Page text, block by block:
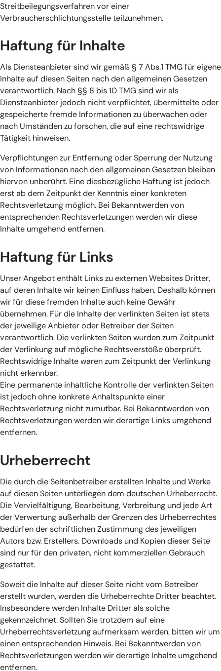
Streitbeilegungsverfahren vor einer
Verbraucherschlichtungsstelle teilzunehmen.
Haftung für Inhalte
Als Diensteanbieter sind wir gemäß § 7 Abs.1 TMG für eigene
Inhalte auf diesen Seiten nach den allgemeinen Gesetzen
verantwortlich. Nach §§ 8 bis 10 TMG sind wir als
Diensteanbieter jedoch nicht verpflichtet, übermittelte oder
gespeicherte fremde Informationen zu überwachen oder
nach Umständen zu forschen, die auf eine rechtswidrige
Tätigkeit hinweisen.
Verpflichtungen zur Entfernung oder Sperrung der Nutzung
von Informationen nach den allgemeinen Gesetzen bleiben
hiervon unberührt. Eine diesbezügliche Haftung ist jedoch
erst ab dem Zeitpunkt der Kenntnis einer konkreten
Rechtsverletzung möglich. Bei Bekanntwerden von
entsprechenden Rechtsverletzungen werden wir diese
Inhalte umgehend entfernen.
Haftung für Links
Unser Angebot enthält Links zu externen Websites Dritter,
auf deren Inhalte wir keinen Einfluss haben. Deshalb können
wir für diese fremden Inhalte auch keine Gewähr
übernehmen. Für die Inhalte der verlinkten Seiten ist stets
der jeweilige Anbieter oder Betreiber der Seiten
verantwortlich. Die verlinkten Seiten wurden zum Zeitpunkt
der Verlinkung auf mögliche Rechtsverstöße überprüft.
Rechtswidrige Inhalte waren zum Zeitpunkt der Verlinkung
nicht erkennbar.
Eine permanente inhaltliche Kontrolle der verlinkten Seiten
ist jedoch ohne konkrete Anhaltspunkte einer
Rechtsverletzung nicht zumutbar. Bei Bekanntwerden von
Rechtsverletzungen werden wir derartige Links umgehend
entfernen.
Urheberrecht
Die durch die Seitenbetreiber erstellten Inhalte und Werke
auf diesen Seiten unterliegen dem deutschen Urheberrecht.
Die Vervielfältigung, Bearbeitung, Verbreitung und jede Art
der Verwertung außerhalb der Grenzen des Urheberrechtes
bedürfen der schriftlichen Zustimmung des jeweiligen
Autors bzw. Erstellers. Downloads und Kopien dieser Seite
sind nur für den privaten, nicht kommerziellen Gebrauch
gestattet.
Soweit die Inhalte auf dieser Seite nicht vom Betreiber
erstellt wurden, werden die Urheberrechte Dritter beachtet.
Insbesondere werden Inhalte Dritter als solche
gekennzeichnet. Sollten Sie trotzdem auf eine
Urheberrechtsverletzung aufmerksam werden, bitten wir um
einen entsprechenden Hinweis. Bei Bekanntwerden von
Rechtsverletzungen werden wir derartige Inhalte umgehend
entfernen.